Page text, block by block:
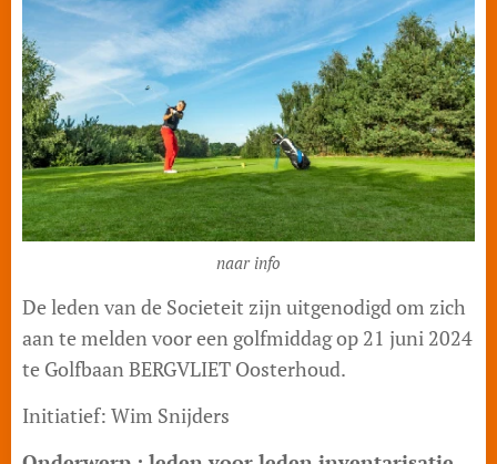
naar info
De leden van de Societeit zijn uitgenodigd om zich
aan te melden voor een golfmiddag op 21 juni 2024
te Golfbaan BERGVLIET Oosterhoud.
Initiatief: Wim Snijders